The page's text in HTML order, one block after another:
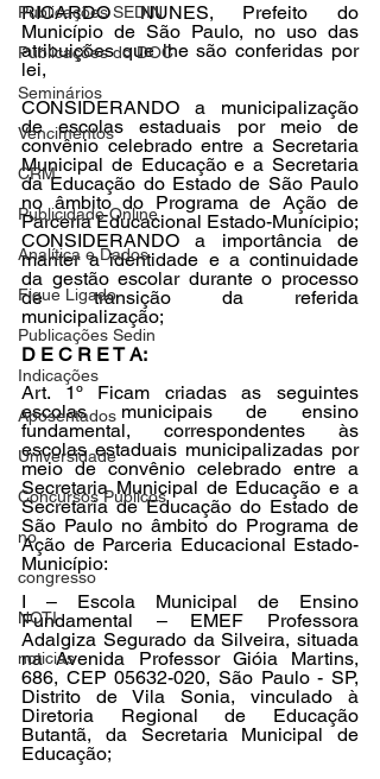
Publicações SEDIN
Publicações do DOC
Seminários
Vencimentos
CRM
Publicidade Online
Analítica e Dados
Fique Ligado
Publicações Sedin
Indicações
Aposentados
Universidade
Concursos Públicos
no
congresso
NOTI
noticias
RICARDO NUNES, Prefeito do
Município de São Paulo, no uso das
atribuições que lhe são conferidas por
lei,
CONSIDERANDO a municipalização
de escolas estaduais por meio de
convênio celebrado entre a Secretaria
Municipal de Educação e a Secretaria
da Educação do Estado de São Paulo
no âmbito do Programa de Ação de
Parceria Educacional Estado-Munícipio;
CONSIDERANDO a importância de
manter a identidade e a continuidade
da gestão escolar durante o processo
de transição da referida
municipalização;
D E C R E T A:
Art. 1º Ficam criadas as seguintes
escolas municipais de ensino
fundamental, correspondentes às
escolas estaduais municipalizadas por
meio de convênio celebrado entre a
Secretaria Municipal de Educação e a
Secretaria de Educação do Estado de
São Paulo no âmbito do Programa de
Ação de Parceria Educacional Estado-
Município:
I – Escola Municipal de Ensino
Fundamental – EMEF Professora
Adalgiza Segurado da Silveira, situada
na Avenida Professor Gióia Martins,
686, CEP 05632-020, São Paulo - SP,
Distrito de Vila Sonia, vinculado à
Diretoria Regional de Educação
Butantã, da Secretaria Municipal de
Educação;